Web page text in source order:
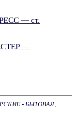
— ст.
—
- БЫТОВАЯ,